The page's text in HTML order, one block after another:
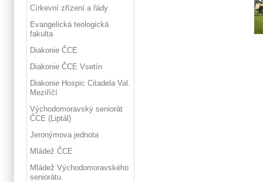
Církevní zřízení a řády
Evangelická teologická
fakulta
Diakonie ČCE
Diakonie ČCE Vsetín
Diakonie Hospic Citadela Val.
Meziříčí
Východomoravský seniorát
ČCE (Liptál)
Jeronýmova jednota
Mládež ČCE
Mládež Východomoravského
seniorátu